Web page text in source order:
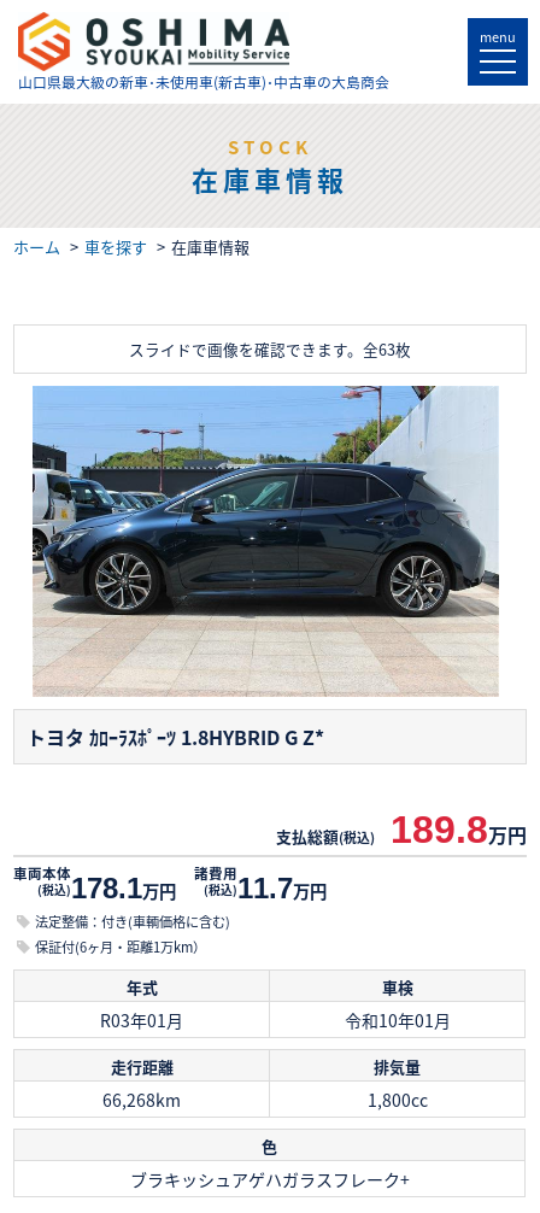
山口県最大級の新車･未使用車(新古車)･中古車の大島商会
menu
STOCK
在庫車情報
ホーム 車を探す 在庫車情報
トヨタ ｶﾛｰﾗｽﾎﾟｰﾂ 1.8HYBRID G Z*
スライドで画像を確認できます。 全63枚
支払総額(税込) 189.8万円
車両本体
(税込)178.1万円
諸費用
(税込)11.7万円
法定整備：付き(車輌価格に含む)
保証付(6ヶ月・距離1万km）
年式 車検
R03年01月 令和10年01月
走行距離 排気量
66,268km 1,800cc
色
ブラキッシュアゲハガラスフレーク+